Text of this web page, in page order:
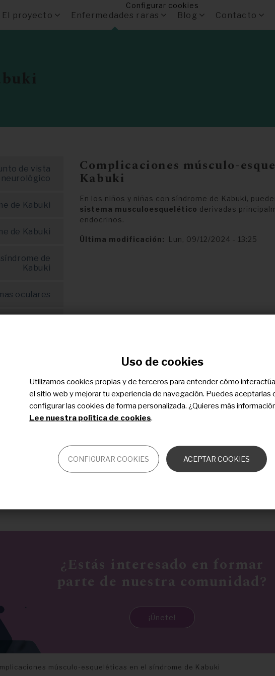
El proyecto Enfermedades raras Blog Contacto
de vista
neurológico
de Kabuki
de Kabuki
de
Kabuki
oculares
síntomas
de
en el
de Kabuki
esquelético
de Kabuki
Kabuki de
Complicaciones músculo-
Kabuki
En los niños y niñas con síndrome de Kabuki,
sistema musculoesquelético derivadas
endocrinos.
Última modificación Lun, 09/12/2024 - 13:25
¿Estás interesado en formar
parte de nuestra comunidad?
¡Únete!
músculo-esqueléticas en el síndrome de Kabuki
Configurar cookies
Uso de cookies
Utilizamos cookies propias y de terceros para entender cómo
el sitio web y mejorar tu experiencia de navegación. Puedes aceptarlas
configurar las cookies de forma personalizada. ¿Quieres más
Lee nuestra política de cookies.
CONFIGURAR COOKIES ACEPTAR COOKIES